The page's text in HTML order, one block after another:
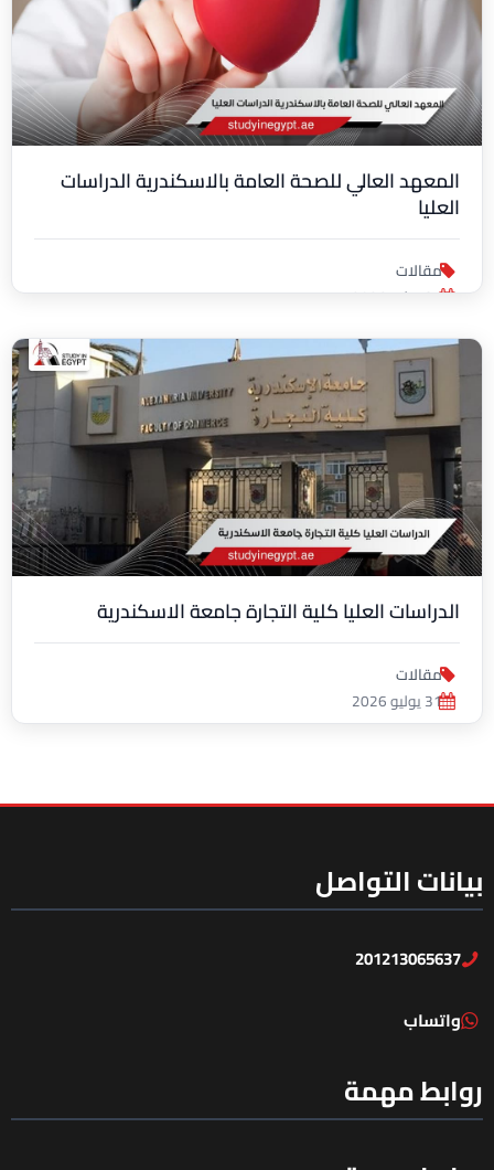
المعهد العالي للصحة العامة بالاسكندرية الدراسات
العليا
مقالات
31 يوليو 2026
الدراسات العليا كلية التجارة جامعة الاسكندرية
مقالات
31 يوليو 2026
بيانات التواصل
201213065637
واتساب
روابط مهمة